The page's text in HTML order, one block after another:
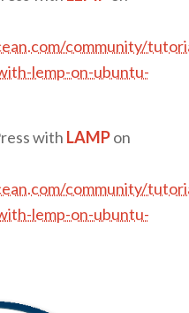
community/
lemp-on-ubuntu-
with LAMPon
community/
lemp-on-ubuntu-